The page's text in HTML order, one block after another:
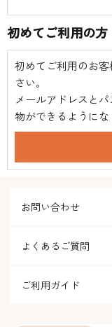
初めてご利用の
初めてご利用のお
さい。
メールアドレスと
物ができるようにな
お問い合わせ
よくあるご質問
ご利用ガイド